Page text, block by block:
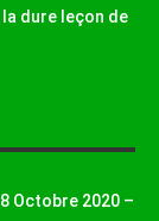
la dure leçon de
Octobre 2020 –